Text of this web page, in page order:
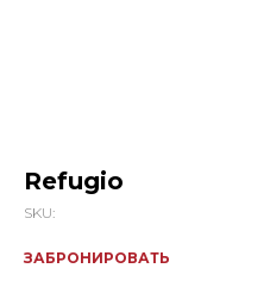
Refugio
SKU:
ЗАБРОНИРОВАТЬ